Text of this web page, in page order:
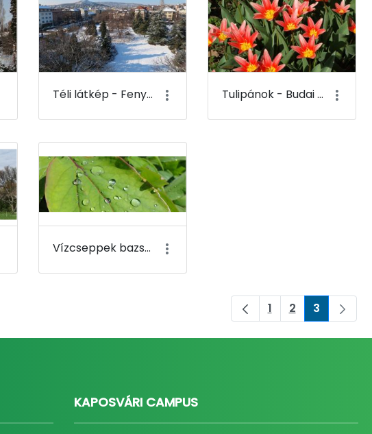
Téli látkép - Fenyves tisztás az alsó-kertben a K-épület tetejéről - Budai Arborétum Tulipánok - Budai Arborétum
Vízcseppek bazsarózsa levelén - Budai Arborétum
Page
1 Page
2 Page
3
KAPOSVÁRI CAMPUS